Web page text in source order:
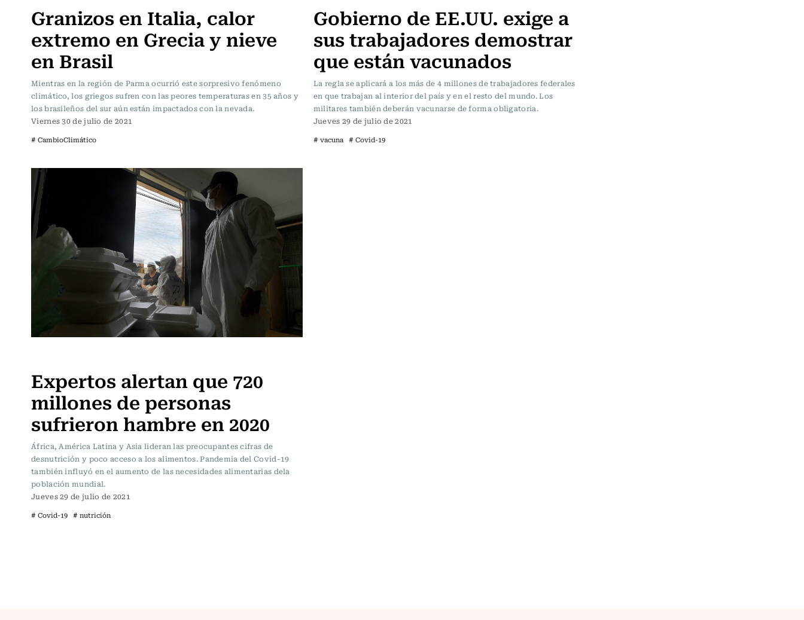
Granizos en Italia, calor
extremo en Grecia y nieve
en Brasil
Mientras en la región de Parma ocurrió este sorpresivo fenómeno
climático, los griegos sufren con las peores temperaturas en 35 años y
los brasileños del sur aún están impactados con la nevada.
Viernes 30 de julio de 2021
# CambioClimático
Gobierno de EE.UU. exige a
sus trabajadores demostrar
que están vacunados
La regla se aplicará a los más de 4 millones de trabajadores federales
en que trabajan al interior del país y en el resto del mundo. Los
militares también deberán vacunarse de forma obligatoria.
Jueves 29 de julio de 2021
# vacuna # Covid-19
Expertos alertan que 720
millones de personas
sufrieron hambre en 2020
África, América Latina y Asia lideran las preocupantes cifras de
desnutrición y poco acceso a los alimentos. Pandemia del Covid-19
también influyó en el aumento de las necesidades alimentarias dela
población mundial.
Jueves 29 de julio de 2021
# Covid-19 # nutrición